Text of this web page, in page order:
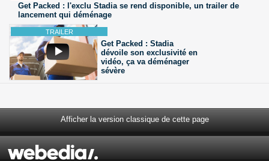
Get Packed : l'exclu Stadia se rend disponible, un trailer de
lancement qui déménage
Get Packed : Stadia
dévoile son exclusivité en
vidéo, ça va déménager
sévère
Afficher la version classique de cette page